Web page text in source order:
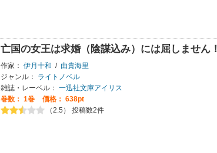
亡国の女王は求婚（陰謀込み）には屈しません！
作家： 伊月十和 / 由貴海里
ジャンル：
ライトノベル
雑誌・レーベル： 一迅社文庫アイリス
巻数： 1巻
価格： 638pt
（2.5） 投稿数2件